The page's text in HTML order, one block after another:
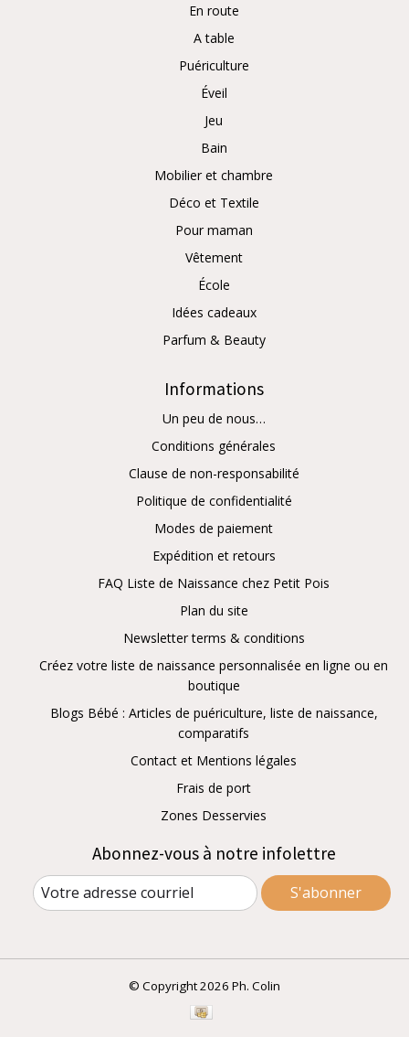
En route
A table
Puériculture
Éveil
Jeu
Bain
Mobilier et chambre
Déco et Textile
Pour maman
Vêtement
École
Idées cadeaux
Parfum & Beauty
Informations
Un peu de nous…
Conditions générales
Clause de non-responsabilité
Politique de confidentialité
Modes de paiement
Expédition et retours
FAQ Liste de Naissance chez Petit Pois
Plan du site
Newsletter terms & conditions
Créez votre liste de naissance personnalisée en ligne ou en
boutique
Blogs Bébé : Articles de puériculture, liste de naissance,
comparatifs
Contact et Mentions légales
Frais de port
Zones Desservies
Abonnez-vous à notre infolettre
S'abonner
© Copyright 2026 Ph. Colin